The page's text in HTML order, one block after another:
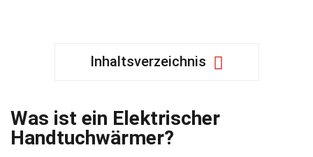
Inhaltsverzeichnis
Was ist ein Elektrischer
Handtuchwärmer?